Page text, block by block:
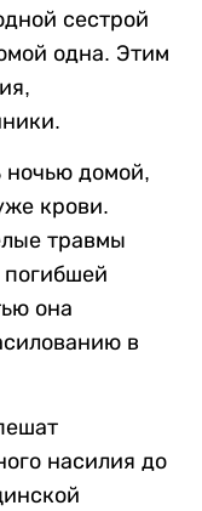
сестрой
одна. Этим
ночью домой,
крови.
травмы
она
в
насилия до